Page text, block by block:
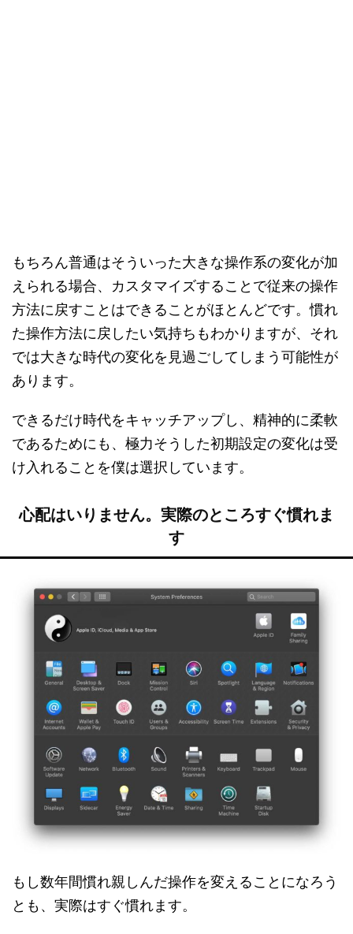
もちろん普通はそういった大きな操作系の変化が加
えられる場合、カスタマイズすることで従来の操作
方法に戻すことはできることがほとんどです。慣れ
た操作方法に戻したい気持ちもわかりますが、それ
では大きな時代の変化を見過ごしてしまう可能性が
あります。
できるだけ時代をキャッチアップし、精神的に柔軟
であるためにも、極力そうした初期設定の変化は受
け入れることを僕は選択しています。
心配はいりません。実際のところすぐ慣れま
す
もし数年間慣れ親しんだ操作を変えることになろう
とも、実際はすぐ慣れます。